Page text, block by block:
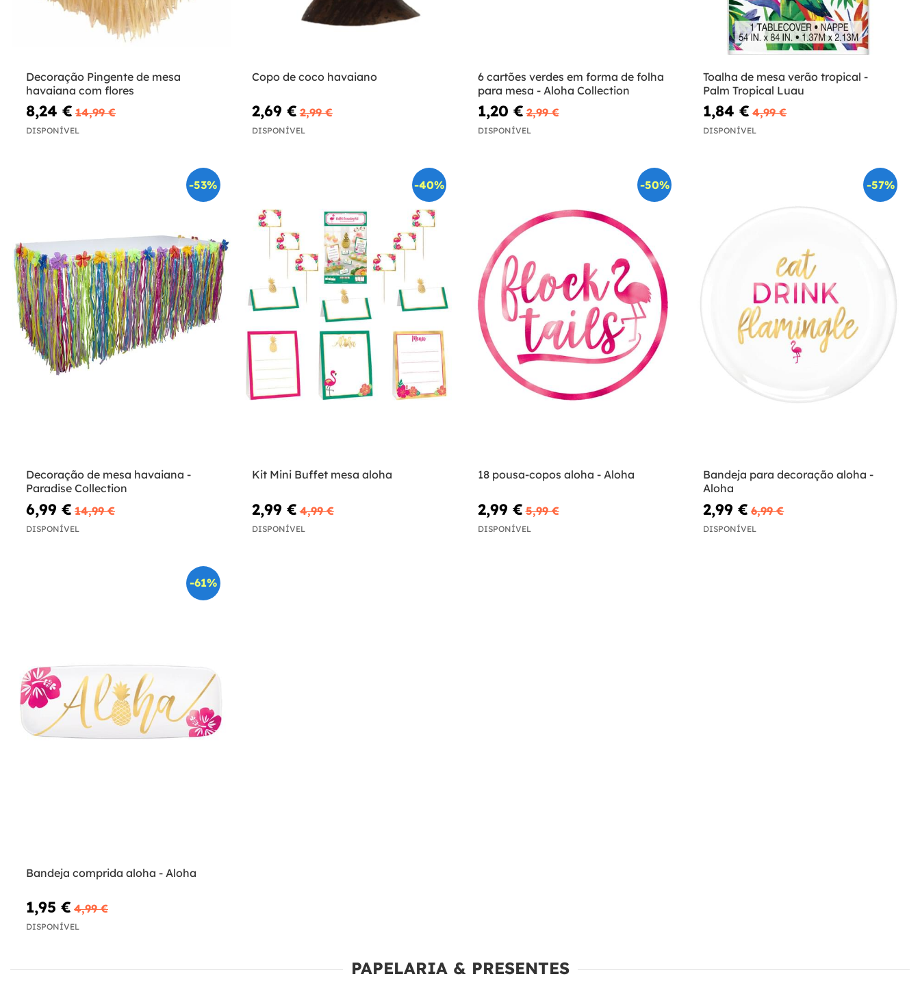
Decoração Pingente de mesa
havaiana com flores
8,24 € 14,99 €
DISPONÍVEL
Copo de coco havaiano
2,69 € 2,99 €
DISPONÍVEL
6 cartões verdes em forma de folha
para mesa - Aloha Collection
1,20 € 2,99 €
DISPONÍVEL
Toalha de mesa verão tropical -
Palm Tropical Luau
1,84 € 4,99 €
DISPONÍVEL
-53%
Decoração de mesa havaiana -
Paradise Collection
6,99 € 14,99 €
DISPONÍVEL
-40%
Kit Mini Buffet mesa aloha
2,99 € 4,99 €
DISPONÍVEL
-50%
18 pousa-copos aloha - Aloha
2,99 € 5,99 €
DISPONÍVEL
-57%
Bandeja para decoração aloha -
Aloha
2,99 € 6,99 €
DISPONÍVEL
-61%
Bandeja comprida aloha - Aloha
1,95 € 4,99 €
DISPONÍVEL
PAPELARIA & PRESENTES